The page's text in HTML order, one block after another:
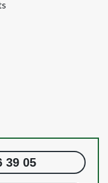
39 05